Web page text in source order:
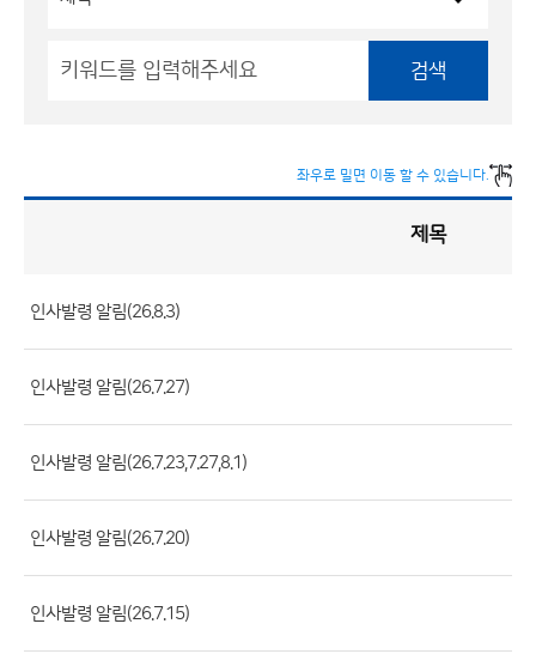
검색
좌우로 밀면 이동 할 수 있습니다.
목
록
제
목,
등
부
파
제목
인사발령 알림(26.8.3)
인사발령 알림(26.7.27)
인사발령 알림(26.7.23,7.27,8.1)
인사발령 알림(26.7.20)
인사발령 알림(26.7.15)